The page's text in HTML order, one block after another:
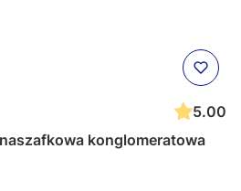
5.00
konglomeratowa